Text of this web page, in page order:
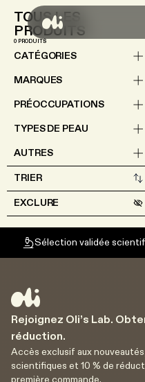
TOUS LES
PRODUITS
0 PRODUITS
CATÉGORIES
MARQUES
PRÉOCCUPATIONS
TYPES DE PEAU
AUTRES
TRIER
EXCLURE
Sélection validée
Rejoignez Oli’s Lab.
réduction.
Accès exclusif aux
scientifiques et 10 % de
première commande.